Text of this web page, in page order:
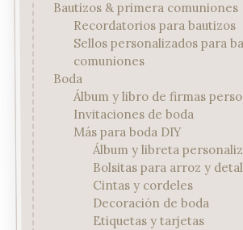
Bautizos & primera comuniones
Recordatorios para bautizos
Sellos personalizados para
comuniones
Boda
Álbum y libro de firmas
Invitaciones de boda
Más para boda DIY
Álbum y libreta
Bolsitas para arroz y
Cintas y cordeles
Decoración de boda
Etiquetas y tarjetas